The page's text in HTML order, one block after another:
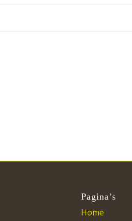
Pagina’s
Home